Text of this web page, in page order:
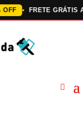
FRETE GRÁTIS